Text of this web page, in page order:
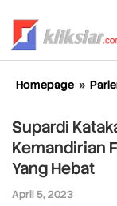
konten
Homepage »
Supardi
Kemandirian
Yang Hebat
April 5, 2023